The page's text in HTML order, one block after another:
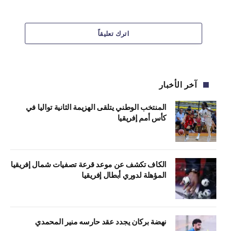
اترك تعليقاً
آخر الأخبار
المنتخب الوطني يتلقى الهزيمة الثانية تواليا في
كأس أمم إفريقيا
الكاف تكشف عن موعد قرعة تصفيات شمال إفريقيا
المؤهلة لدوري أبطال إفريقيا
نهضة بركان يجدد عقد حارسه منير المحمدي